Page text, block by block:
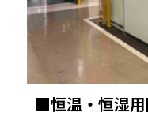
■恒温・恒湿